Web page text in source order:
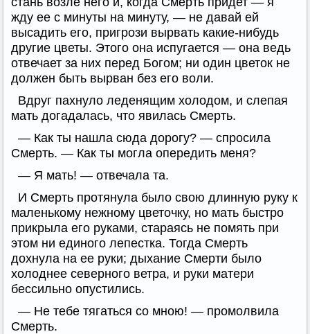
жду ее с минуты на минуту, — не давай ей
высадить его, пригрози вырвать какие-нибудь
другие цветы. Этого она испугается — она ведь
отвечает за них перед Богом; ни один цветок не
должен быть вырван без его воли.
Вдруг пахнуло леденящим холодом, и слепая
мать догадалась, что явилась Смерть.
— Как ты нашла сюда дорогу? — спросила
Смерть. — Как ты могла опередить меня?
— Я мать! — отвечала та.
И Смерть протянула было свою длинную руку к
маленькому нежному цветочку, но мать быстро
прикрыла его руками, стараясь не помять при
этом ни единого лепестка. Тогда Смерть
дохнула на ее руки; дыхание Смерти было
холоднее северного ветра, и руки матери
бессильно опустились.
— Не тебе тягаться со мною! — промолвила
Смерть.